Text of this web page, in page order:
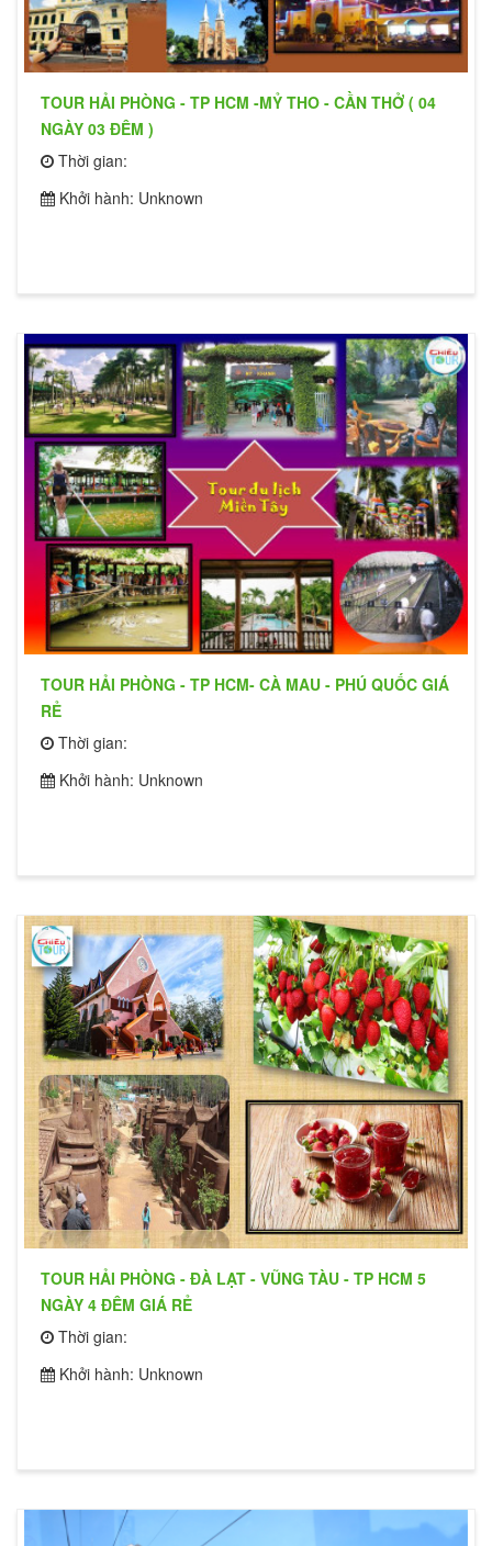
TOUR HẢI PHÒNG - TP HCM -MỶ THO - CẦN THỞ ( 04
NGÀY 03 ĐÊM )
Thời gian:
Khởi hành: Unknown
TOUR HẢI PHÒNG - TP HCM- CÀ MAU - PHÚ QUỐC GIÁ
RẺ
Thời gian:
Khởi hành: Unknown
TOUR HẢI PHÒNG - ĐÀ LẠT - VŨNG TÀU - TP HCM 5
NGÀY 4 ĐÊM GIÁ RẺ
Thời gian:
Khởi hành: Unknown